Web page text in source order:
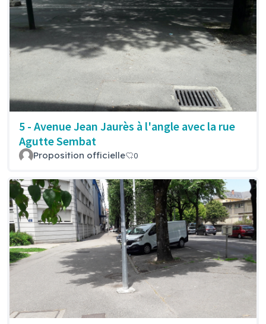
5 - Avenue Jean Jaurès à l'angle avec la rue
Agutte Sembat
Proposition officielle 0